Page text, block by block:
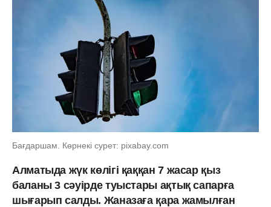
Бағдаршам. Көрнекі сурет: pixabay.com
Алматыда жүк көлігі қаққан 7 жасар қыз
баланы 3 сәуірде туыстары ақтық сапарға
шығарып салды. Жаназаға қара жамылған